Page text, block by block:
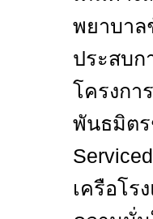
พยาบา
ประสบก
โครงกา
พันธมิต
เครือโ